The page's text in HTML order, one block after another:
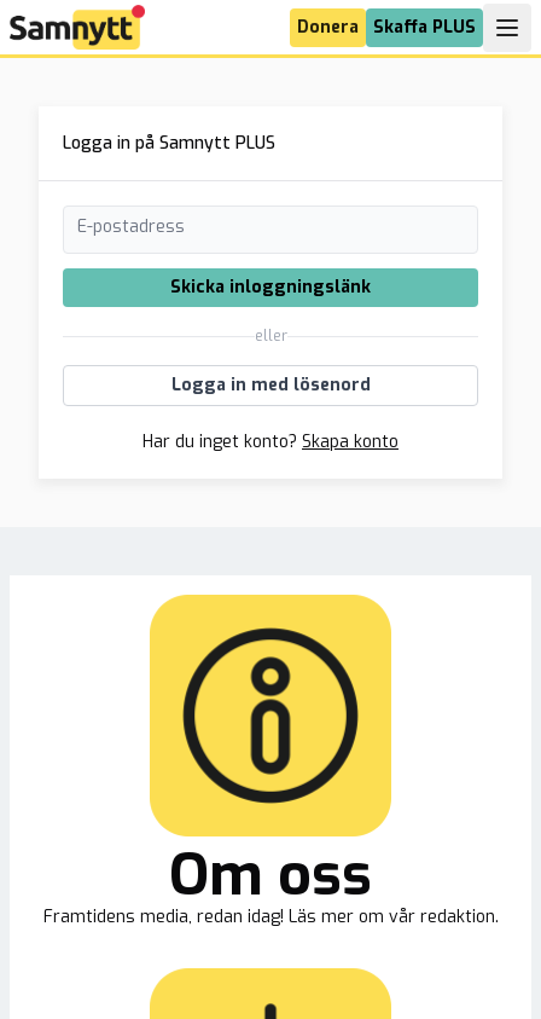
Donera Skaffa PLUS
Logga in på Samnytt PLUS
E-postadress
Skicka inloggningslänk
eller
Logga in med lösenord
Har du inget konto? Skapa konto
Om oss
Framtidens media, redan idag! Läs mer om vår redaktion.